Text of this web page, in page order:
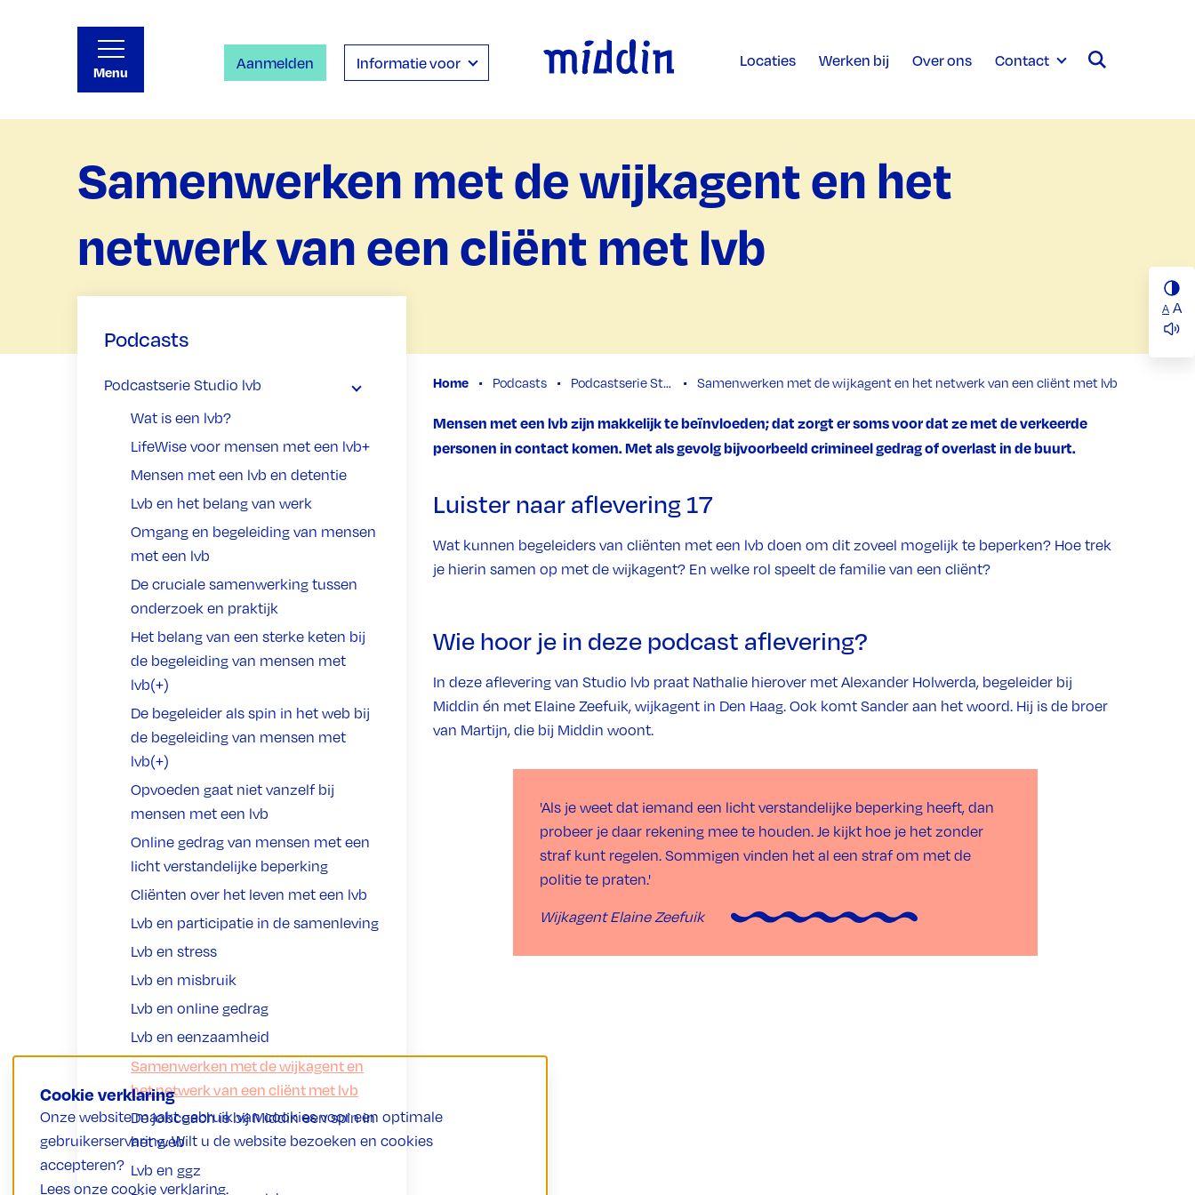
Cookie verklaring
Onze website maakt gebruik van cookies voor een optimale
gebruikerservaring. Wilt u de website bezoeken en cookies
accepteren?
Lees onze cookie verklaring.
A A
Menu
Aanmelden Informatie voor Locaties Werken bij Over ons Contact
Samenwerken met de wijkagent en het
netwerk van een cliënt met lvb
Podcasts
Podcastserie Studio lvb
Wat is een lvb?
LifeWise voor mensen met een lvb+
Mensen met een lvb en detentie
Lvb en het belang van werk
Omgang en begeleiding van mensen
met een lvb
De cruciale samenwerking tussen
onderzoek en praktijk
Het belang van een sterke keten bij
de begeleiding van mensen met
lvb(+)
De begeleider als spin in het web bij
de begeleiding van mensen met
lvb(+)
Opvoeden gaat niet vanzelf bij
mensen met een lvb
Online gedrag van mensen met een
licht verstandelijke beperking
Cliënten over het leven met een lvb
Lvb en participatie in de samenleving
Lvb en stress
Lvb en misbruik
Lvb en online gedrag
Lvb en eenzaamheid
Samenwerken met de wijkagent en
het netwerk van een cliënt met lvb
De jobcoach is bij Middin een spin in
het web
Lvb en ggz
Home Podcasts Podcastserie Studio lvb Samenwerken met de wijkagent en het netwerk van een cliënt met lvb
Mensen met een lvb zijn makkelijk te beïnvloeden; dat zorgt er soms voor dat ze met de verkeerde
personen in contact komen. Met als gevolg bijvoorbeeld crimineel gedrag of overlast in de buurt.
Luister naar aflevering 17
Wat kunnen begeleiders van cliënten met een lvb doen om dit zoveel mogelijk te beperken? Hoe trek
je hierin samen op met de wijkagent? En welke rol speelt de familie van een cliënt?
Wie hoor je in deze podcast aflevering?
In deze aflevering van Studio lvb praat Nathalie hierover met Alexander Holwerda, begeleider bij
Middin én met Elaine Zeefuik, wijkagent in Den Haag. Ook komt Sander aan het woord. Hij is de broer
van Martijn, die bij Middin woont.
'Als je weet dat iemand een licht verstandelijke beperking heeft, dan
probeer je daar rekening mee te houden. Je kijkt hoe je het zonder
straf kunt regelen. Sommigen vinden het al een straf om met de
politie te praten.'
Wijkagent Elaine Zeefuik